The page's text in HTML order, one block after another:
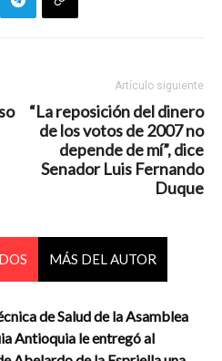
Artículo siguiente
“La reposición del dinero
de los votos de 2007 no
depende de mí”, dice
Senador Luis Fernando
Duque
MÁS DEL AUTOR
de Salud de la Asamblea
Antioquia le entregó al